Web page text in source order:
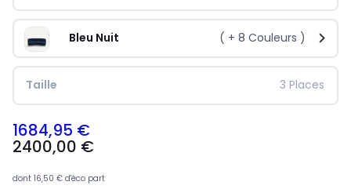
Bleu Nuit ( + 8 Couleurs )
Taille 3 Places
1684,95 €
2400,00 €
dont 16,50 € d'éco part